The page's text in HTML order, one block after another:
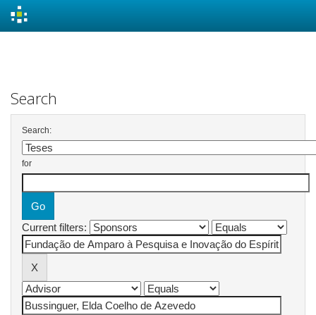
Search
Search:
for
Current filters: